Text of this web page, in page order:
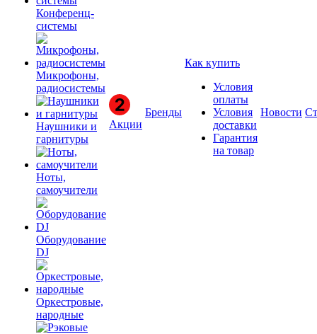
Конференц-
системы
Микрофоны,
радиосистемы
Наушники и
гарнитуры
Ноты,
самоучители
Оборудование
DJ
Оркестровые,
народные
Акции
Бренды
Как купить
Условия
оплаты
Условия
доставки
Гарантия
на товар
Новости